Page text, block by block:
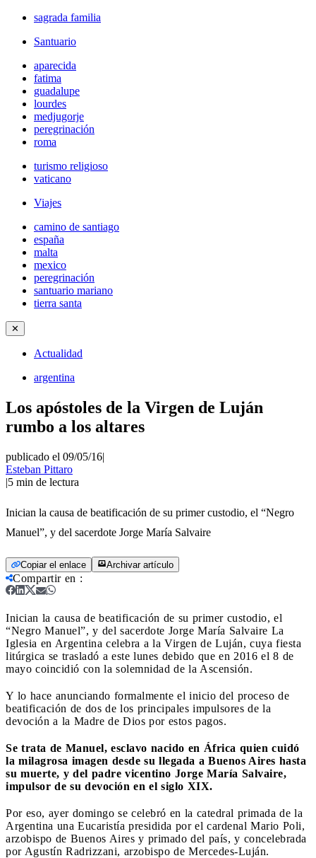
sagrada familia
Santuario
aparecida
fatima
guadalupe
lourdes
medjugorje
peregrinación
roma
turismo religioso
vaticano
Viajes
camino de santiago
españa
malta
mexico
peregrinación
santuario mariano
tierra santa
✕
Actualidad
argentina
Los apóstoles de la Virgen de Luján
rumbo a los altares
publicado el 09/05/16|
Esteban Pittaro
|5 min de lectura
Inician la causa de beatificación de su primer custodio, el “Negro
Manuel”, y del sacerdote Jorge María Salvaire
Copiar el enlace Archivar artículo
Compartir en :
Inician la causa de beatificación de su primer custodio, el
“Negro Manuel”, y del sacerdote Jorge María Salvaire La
Iglesia en Argentina celebra a la Virgen de Luján, cuya fiesta
litúrgica se trasladó a este lunes debido que en 2016 el 8 de
mayo coincidió con la solemnidad de la Ascensión.
Y lo hace anunciando formalmente el inicio del proceso de
beatificación de dos de los principales impulsores de la
devoción a la Madre de Dios por estos pagos.
Se trata de Manuel, esclavo nacido en África quien cuidó
la milagrosa imagen desde su llegada a Buenos Aires hasta
su muerte, y del padre vicentino Jorge María Salvaire,
impulsor de su devoción en el siglo XIX.
Por eso, ayer domingo se celebró en la catedral primada de la
Argentina una Eucaristía presidida por el cardenal Mario Poli,
arzobispo de Buenos Aires y primado del país, y concelebrada
por Agustín Radrizzani, arzobispo de Mercedes-Luján.